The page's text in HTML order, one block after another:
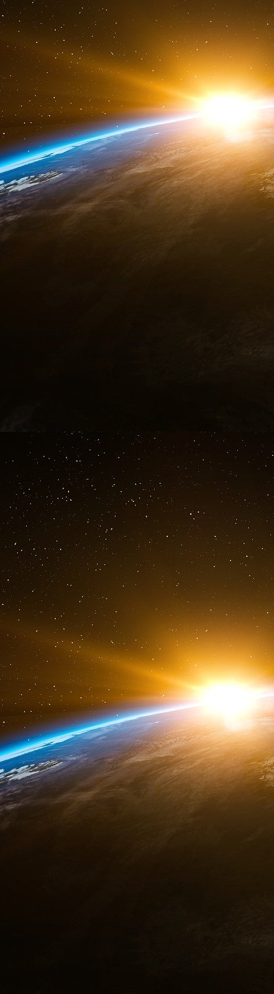
Syrie qui ont provoqué le déplacement de
djihadiste Hayat Tahrir al-Sham eut
tardé à saluer le nouveau dirigeant, Ahmed
formidable et séduisant », et a levé du jour
relevant de sa compétence — offrant
nouvelle victoire régionale.
Ce sommet offrira deux atouts majeurs à
qui valide le rôle mondial d’Erdoğan aux
autocratique aux yeux de sa propre
des centaines de personnes ont été
gouvernement américain, contrairement à
silencieux. Le gouvernement d’Erdoğan a
aux journalistes de l’opposition, faisant de
comportement manifestement
La deuxième récompense est la légitimité.